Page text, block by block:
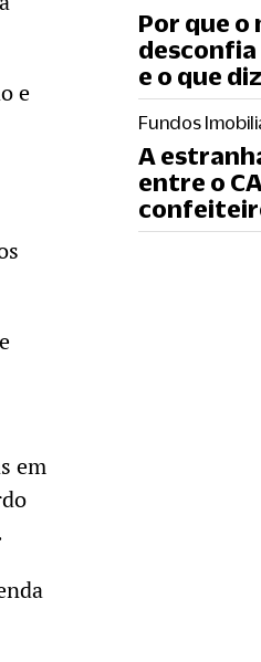
e
em
Por que o
desconfia
e o que
Fundos
A
entre o